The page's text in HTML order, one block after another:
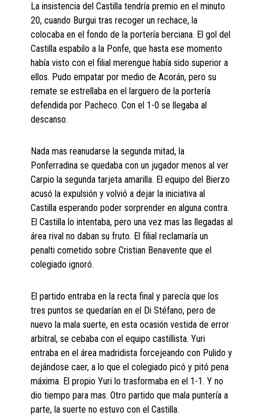
La insistencia del Castilla tendría premio en el minuto
20, cuando Burgui tras recoger un rechace, la
colocaba en el fondo de la portería berciana. El gol del
Castilla espabilo a la Ponfe, que hasta ese momento
había visto con el filial merengue había sido superior a
ellos. Pudo empatar por medio de Acorán, pero su
remate se estrellaba en el larguero de la portería
defendida por Pacheco. Con el 1-0 se llegaba al
descanso.
Nada mas reanudarse la segunda mitad, la
Ponferradina se quedaba con un jugador menos al ver
Carpio la segunda tarjeta amarilla. El equipo del Bierzo
acusó la expulsión y volvió a dejar la iniciativa al
Castilla esperando poder sorprender en alguna contra.
El Castilla lo intentaba, pero una vez mas las llegadas al
área rival no daban su fruto. El filial reclamaría un
penalti cometido sobre Cristian Benavente que el
colegiado ignoró.
El partido entraba en la recta final y parecía que los
tres puntos se quedarían en el Di Stéfano, pero de
nuevo la mala suerte, en esta ocasión vestida de error
arbitral, se cebaba con el equipo castillista. Yuri
entraba en el área madridista forcejeando con Pulido y
dejándose caer, a lo que el colegiado picó y pitó pena
máxima. El propio Yuri lo trasformaba en el 1-1. Y no
dio tiempo para mas. Otro partido que mala puntería a
parte, la suerte no estuvo con el Castilla.